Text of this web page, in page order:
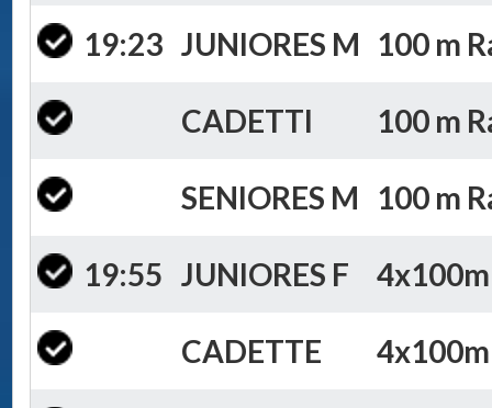
19:23 JUNIORES M 100 m
CADETTI 100 m
SENIORES M 100 m
19:55 JUNIORES F
CADETTE